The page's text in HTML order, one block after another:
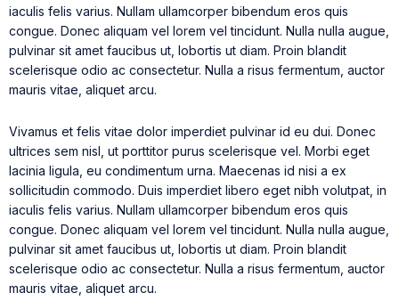
iaculis felis varius. Nullam ullamcorper bibendum eros quis
congue. Donec aliquam vel lorem vel tincidunt. Nulla nulla augue,
pulvinar sit amet faucibus ut, lobortis ut diam. Proin blandit
scelerisque odio ac consectetur. Nulla a risus fermentum, auctor
mauris vitae, aliquet arcu.
Vivamus et felis vitae dolor imperdiet pulvinar id eu dui. Donec
ultrices sem nisl, ut porttitor purus scelerisque vel. Morbi eget
lacinia ligula, eu condimentum urna. Maecenas id nisi a ex
sollicitudin commodo. Duis imperdiet libero eget nibh volutpat, in
iaculis felis varius. Nullam ullamcorper bibendum eros quis
congue. Donec aliquam vel lorem vel tincidunt. Nulla nulla augue,
pulvinar sit amet faucibus ut, lobortis ut diam. Proin blandit
scelerisque odio ac consectetur. Nulla a risus fermentum, auctor
mauris vitae, aliquet arcu.